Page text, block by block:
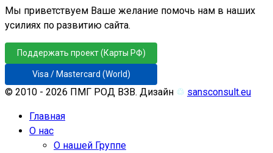
Мы приветствуем Ваше желание помочь нам в наших
усилиях по развитию сайта.
Поддержать проект (Карты РФ)
Visa / Mastercard (World)
© 2010 - 2026 ПМГ РОД ВЗВ. Дизайн ♲ sansconsult.eu
Главная
О нас
О нашей Группе